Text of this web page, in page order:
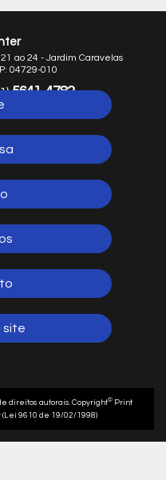
ao 24 - Jardim Caravelas
04729-010
5641-4782
site
direitos autorais. Copyright© Print
(Lei 9610 de 19/02/1998)